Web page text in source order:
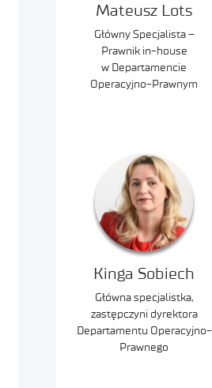
Mateusz Lots
Główny Specjalista –
Prawnik in-house
w Departamencie
Operacyjno-Prawnym
Kinga Sobiech
Główna specjalistka,
zastępczyni dyrektora
Departamentu Operacyjno-
Prawnego